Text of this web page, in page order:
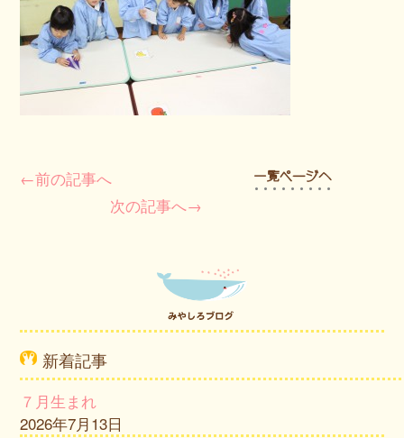
←前の記事へ
次の記事へ→
新着記事
７月生まれ
2026年7月13日